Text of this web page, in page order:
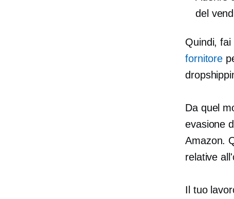
del
Quindi, fai
fornitore
Da quel
evasione
Amazon.
relative
Il tuo